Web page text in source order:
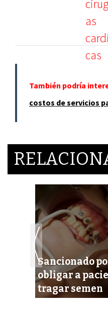
También podría
costos de servicios
Sancionado
obligar a
tragar semen